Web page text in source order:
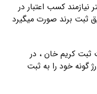
نیازمند کسب اعتبار در
ثبت برند صورت میگیرد
کریم خان ، در
گونه خود را به ثبت